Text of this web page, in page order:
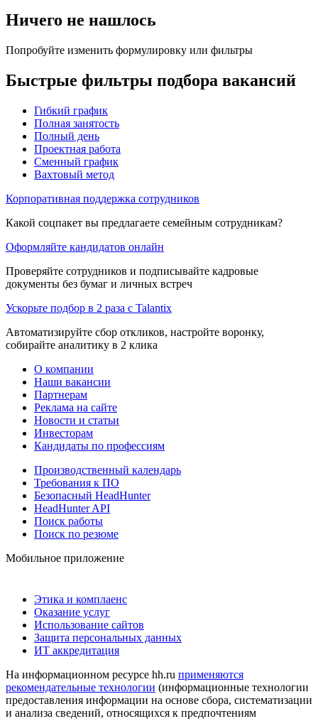
Ничего не нашлось
Попробуйте изменить формулировку или фильтры
Быстрые фильтры подбора вакансий
Гибкий график
Полная занятость
Полный день
Проектная работа
Сменный график
Вахтовый метод
Корпоративная поддержка сотрудников
Какой соцпакет вы предлагаете семейным сотрудникам?
Оформляйте кандидатов онлайн
Проверяйте сотрудников и подписывайте кадровые
документы без бумаг и личных встреч
Ускорьте подбор в 2 раза с Talantix
Автоматизируйте сбор откликов, настройте воронку,
собирайте аналитику в 2 клика
О компании
Наши вакансии
Партнерам
Реклама на сайте
Новости и статьи
Инвесторам
Кандидаты по профессиям
Производственный календарь
Требования к ПО
Безопасный HeadHunter
HeadHunter API
Поиск работы
Поиск по резюме
Мобильное приложение
Этика и комплаенс
Оказание услуг
Использование сайтов
Защита персональных данных
ИТ аккредитация
На информационном ресурсе hh.ru применяются
рекомендательные технологии (информационные технологии
предоставления информации на основе сбора, систематизации
и анализа сведений, относящихся к предпочтениям